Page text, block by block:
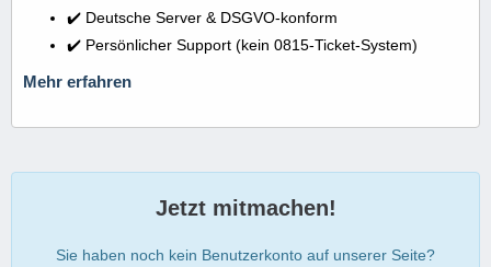
✔️ Deutsche Server & DSGVO-konform
✔️ Persönlicher Support (kein 0815-Ticket-System)
Mehr erfahren
Jetzt mitmachen!
Sie haben noch kein Benutzerkonto auf unserer Seite?